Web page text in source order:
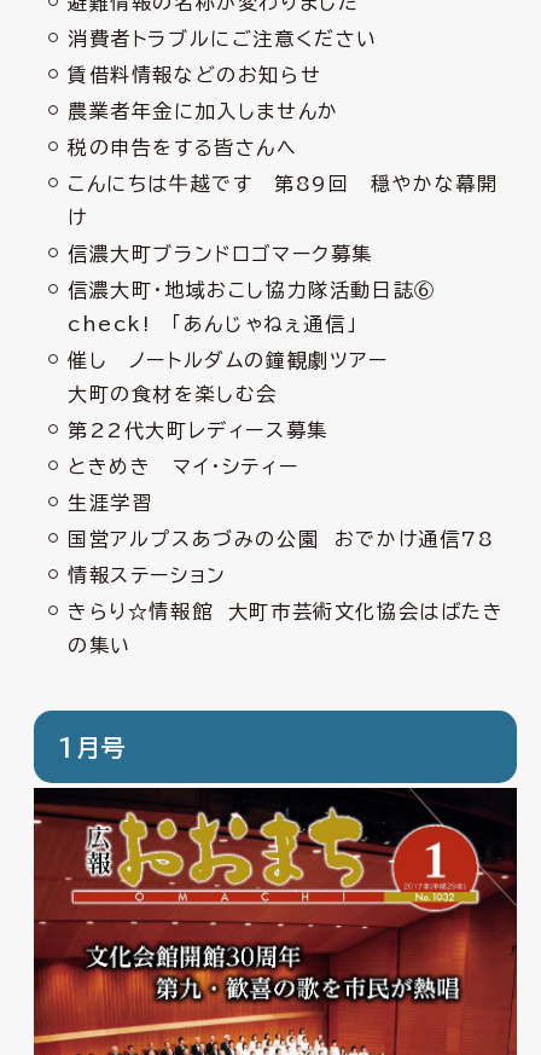
消費者トラブルにご注意ください
賃借料情報などのお知らせ
農業者年金に加入しませんか
税の申告をする皆さんへ
こんにちは牛越です 第89回 穏やかな幕開
け
信濃大町ブランドロゴマーク募集
信濃大町・地域おこし協力隊活動日誌⑥
check! 「あんじゃねぇ通信」
催し ノートルダムの鐘観劇ツアー
大町の食材を楽しむ会
第22代大町レディース募集
ときめき マイ・シティー
生涯学習
国営アルプスあづみの公園 おでかけ通信78
情報ステーション
きらり☆情報館 大町市芸術文化協会はばたき
の集い
1月号